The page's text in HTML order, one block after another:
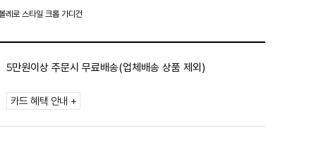
레로 스타일 크롭 가디건
5만원이상 주문시 무료배송(업체배송 상품 제외)
카드 혜택 안내 +